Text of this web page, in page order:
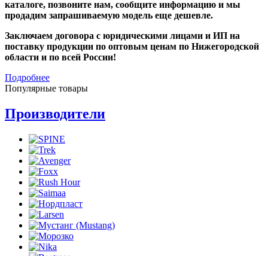
каталоге, позвоните нам, сообщите информацию и мы
продадим запрашиваемую модель еще дешевле.
Заключаем договора с юридическими лицами и ИП на
поставку продукции по оптовым ценам по Нижегородской
области и по всей России!
Подробнее
Популярные товары
Производители